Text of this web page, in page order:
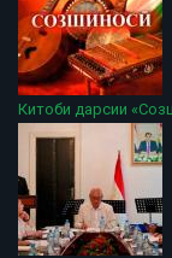
Китоби дарсии